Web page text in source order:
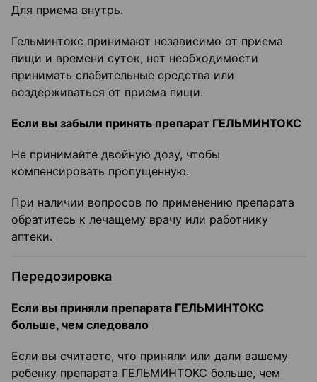
Для приема внутрь.
Гельминтокс принимают независимо от приема
пищи и времени суток, нет необходимости
принимать слабительные средства или
воздерживаться от приема пищи.
Если вы забыли принять препарат ГЕЛЬМИНТОКС
Не принимайте двойную дозу, чтобы
компенсировать пропущенную.
При наличии вопросов по применению препарата
обратитесь к лечащему врачу или работнику
аптеки.
Передозировка
Если вы приняли препарата ГЕЛЬМИНТОКС
больше, чем следовало
Если вы считаете, что приняли или дали вашему
ребенку препарата ГЕЛЬМИНТОКС больше, чем